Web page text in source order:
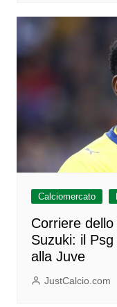
Calciomercato
Corriere
Suzuki: il
alla Juve
JustCalcio.com